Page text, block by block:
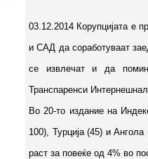
03.12.2014 Корупцијата е
и САД да соработуваат
се извлечат и да
Транспаренси
Во 20-то издание на
100), Турција (45) и
раст за повеќе од 4% во